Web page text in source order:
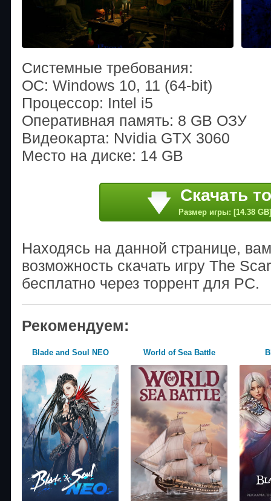
Системные требования:
ОС: Windows 10, 11 (64-bit)
Процессор: Intel i5
Оперативная память: 8 GB ОЗУ
Видеокарта: Nvidia GTX 3060
Место на диске: 14 GB
Скачать
Размер игры: [14.38 GB]
Находясь на данной странице,
возможность скачать игру The
бесплатно через торрент для PC.
Рекомендуем:
Blade and Soul NEO World of Sea Battle